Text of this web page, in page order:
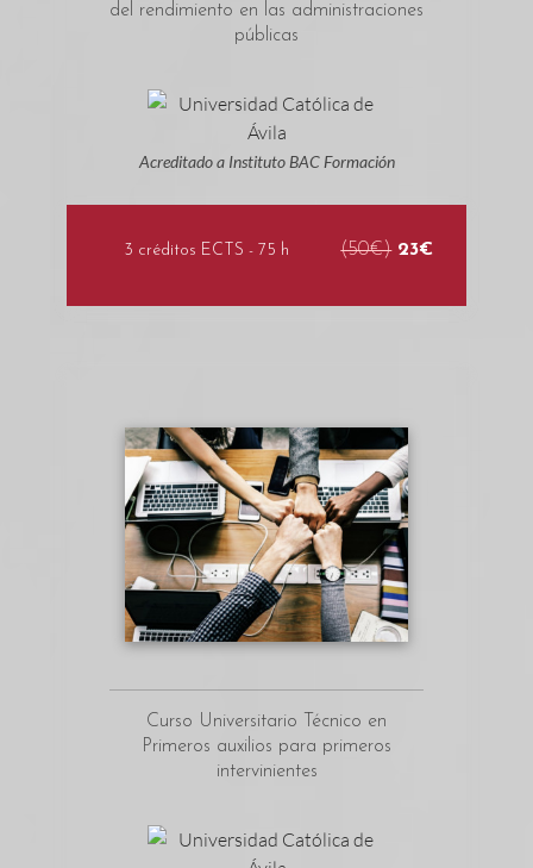
del rendimiento en las administraciones
públicas
Acreditado a Instituto BAC Formación
3 créditos ECTS - 75 h (50€) 23€
Curso Universitario Técnico en
Primeros auxilios para primeros
intervinientes